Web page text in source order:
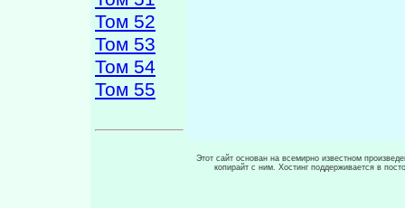
Том 52
Том 53
Том 54
Том 55
Этот сайт основан на всемирно известном
копирайт с ним. Хостинг поддерживается в